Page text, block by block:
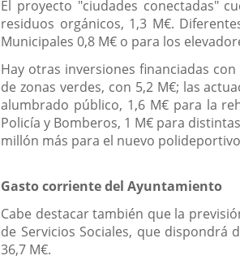
El proyecto "ciudades conectadas"
residuos orgánicos, 1,3 M€.
Municipales 0,8 M€ o para los
Hay otras inversiones financiadas
de zonas verdes, con 5,2 M€; las
alumbrado público, 1,6 M€ para la
Policía y Bomberos, 1 M€ para
millón más para el nuevo
Gasto corriente del Ayuntamiento
Cabe destacar también que la
de Servicios Sociales, que
36,7 M€.